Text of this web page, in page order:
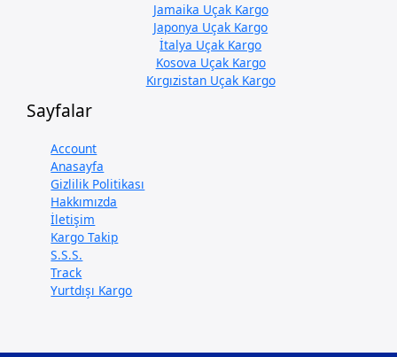
Jamaika Uçak Kargo
Japonya Uçak Kargo
İtalya Uçak Kargo
Kosova Uçak Kargo
Kırgızistan Uçak Kargo
Sayfalar
Account
Anasayfa
Gizlilik Politikası
Hakkımızda
İletişim
Kargo Takip
S.S.S.
Track
Yurtdışı Kargo